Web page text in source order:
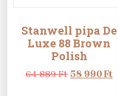
Stanwell pipa De
Luxe 88 Brown
Polish
64 889Ft Original
58 990Ft